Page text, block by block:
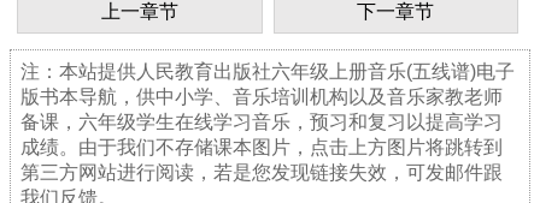
上一章节 下一章节
注：本站提供人民教育出版社六年级上册音乐(五线谱)电子
版书本导航，供中小学、音乐培训机构以及音乐家教老师
备课，六年级学生在线学习音乐，预习和复习以提高学习
成绩。由于我们不存储课本图片，点击上方图片将跳转到
第三方网站进行阅读，若是您发现链接失效，可发邮件跟
我们反馈。